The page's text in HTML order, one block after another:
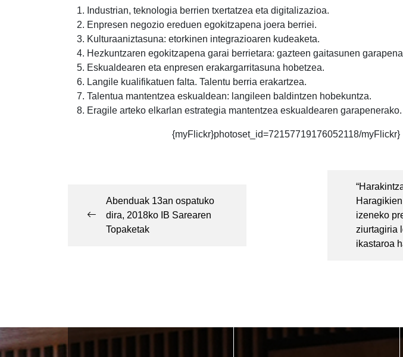
Industrian, teknologia berrien txertatzea eta digitalizazioa.
Enpresen negozio ereduen egokitzapena joera berriei.
Kulturaaniztasuna: etorkinen integrazioaren kudeaketa.
Hezkuntzaren egokitzapena garai berrietara: gazteen gaitasunen
Eskualdearen eta enpresen erakargarritasuna hobetzea.
Langile kualifikatuen falta. Talentu berria erakartzea.
Talentua mantentzea eskualdean: langileen baldintzen hobekuntza.
Eragile arteko elkarlan estrategia mantentzea eskualdearen garapenerako.
{myFlickr}photoset_id=72157719176052118/myFlickr}
Abenduak 13an ospatuko
dira, 2018ko IB Sarearen
Topaketak
izeneko
ziurtagiria
ikastaroa